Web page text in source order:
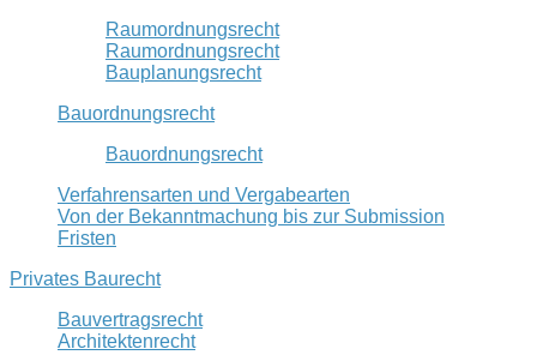
Raumordnungsrecht
Raumordnungsrecht
Bauplanungsrecht
Bauordnungsrecht
Bauordnungsrecht
Verfahrensarten und Vergabearten
Von der Bekanntmachung bis zur Submission
Fristen
Privates Baurecht
Bauvertragsrecht
Architektenrecht